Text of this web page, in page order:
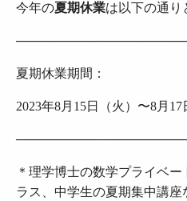
今年の夏期休業は以下の通り
夏期休業期間：
2023年8月15日（火）〜8月17
＊理学博士の数学プライベ
ラス、中学生の夏期集中講